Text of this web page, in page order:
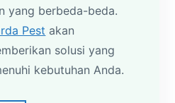
yang berbeda-beda.
Pest akan
solusi yang
kebutuhan Anda.